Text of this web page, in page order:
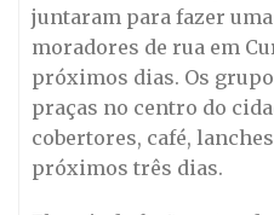
juntaram para fazer
moradores de rua em
próximos dias. Os
praças no centro do
cobertores, café,
próximos três dias.